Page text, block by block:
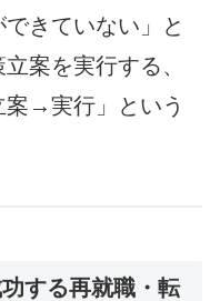
きていない」と
案を実行する、
→実行」という
する再就職・転